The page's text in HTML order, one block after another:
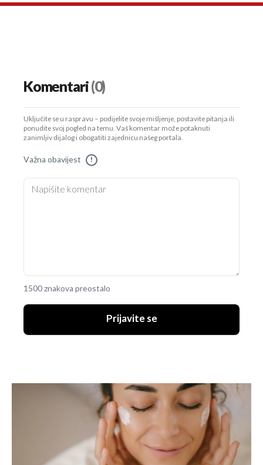
Komentari(0)
Uključite se u raspravu – podijelite svoje mišljenje, postavite pitanja ili
ponudite svoj pogled na temu. Vaš komentar može potaknuti
zanimljiv dijalog i obogatiti zajednicu našeg portala.
Važna obavijest !
1500 znakova preostalo
Prijavite se